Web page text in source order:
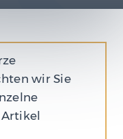
wir Sie